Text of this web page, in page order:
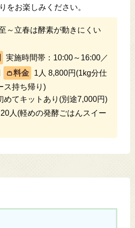
をお楽しみください。
～立春は酵素が動きにくい
実施時間帯：10:00～16:00／
1人 8,800円(1kg分仕
ス持ち帰り)
てキットあり(別途7,000円)
人(軽めの発酵ごはんスイー